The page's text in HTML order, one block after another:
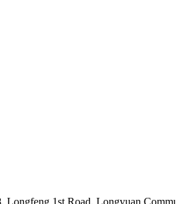
Longfeng 1st Road, Longyuan